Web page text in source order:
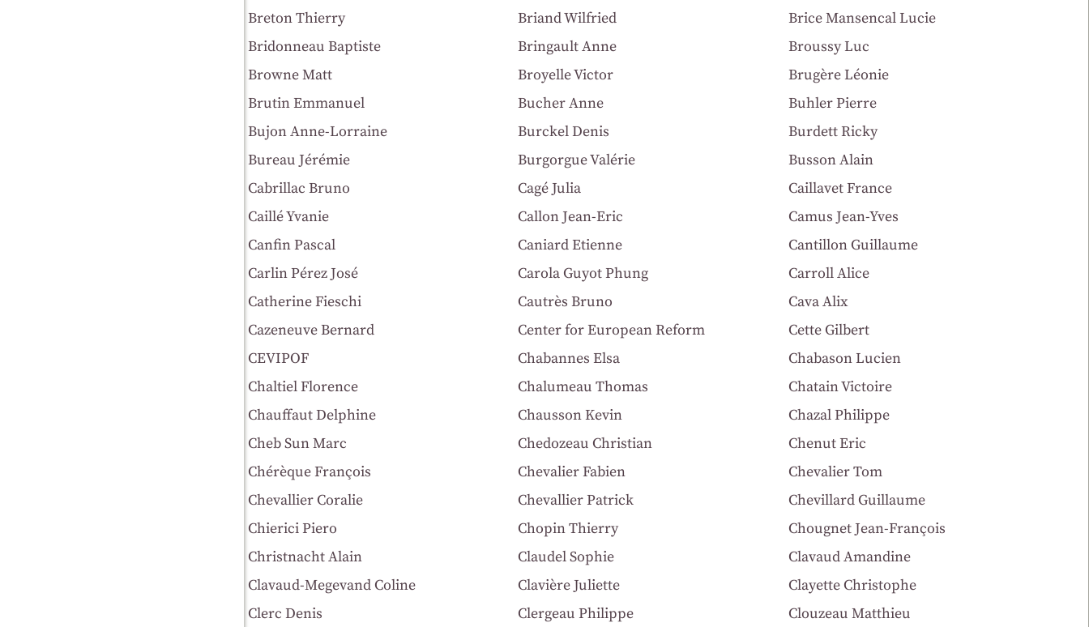
Breton Thierry
Briand Wilfried
Brice Mansencal Lucie
Bridonneau Baptiste
Bringault Anne
Broussy Luc
Browne Matt
Broyelle Victor
Brugère Léonie
Brutin Emmanuel
Bucher Anne
Buhler Pierre
Bujon Anne-Lorraine
Burckel Denis
Burdett Ricky
Bureau Jérémie
Burgorgue Valérie
Busson Alain
Cabrillac Bruno
Cagé Julia
Caillavet France
Caillé Yvanie
Callon Jean-Eric
Camus Jean-Yves
Canfin Pascal
Caniard Etienne
Cantillon Guillaume
Carlin Pérez José
Carola Guyot Phung
Carroll Alice
Catherine Fieschi
Cautrès Bruno
Cava Alix
Cazeneuve Bernard
Center for European Reform
Cette Gilbert
CEVIPOF
Chabannes Elsa
Chabason Lucien
Chaltiel Florence
Chalumeau Thomas
Chatain Victoire
Chauffaut Delphine
Chausson Kevin
Chazal Philippe
Cheb Sun Marc
Chedozeau Christian
Chenut Eric
Chérèque François
Chevalier Fabien
Chevalier Tom
Chevallier Coralie
Chevallier Patrick
Chevillard Guillaume
Chierici Piero
Chopin Thierry
Chougnet Jean-François
Christnacht Alain
Claudel Sophie
Clavaud Amandine
Clavaud-Megevand Coline
Clavière Juliette
Clayette Christophe
Clerc Denis
Clergeau Philippe
Clouzeau Matthieu